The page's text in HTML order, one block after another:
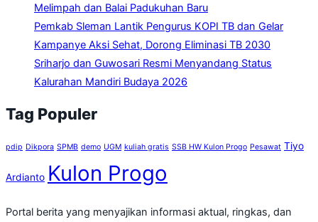
Melimpah dan Balai Padukuhan Baru
Pemkab Sleman Lantik Pengurus KOPI TB dan Gelar
Kampanye Aksi Sehat, Dorong Eliminasi TB 2030
Sriharjo dan Guwosari Resmi Menyandang Status
Kalurahan Mandiri Budaya 2026
Tag Populer
pdip Dikpora SPMB demo UGM kuliah gratis SSB HW Kulon Progo Pesawat Tiyo
Ardianto Kulon Progo
Portal berita yang menyajikan informasi aktual, ringkas, dan